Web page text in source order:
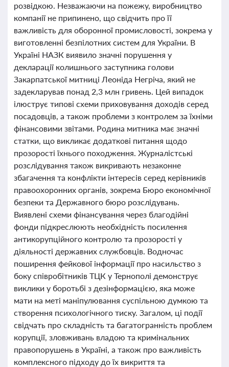
розвідкою. Незважаючи на пожежу, виробництво
компанії не припинено, що свідчить про її
важливість для оборонної промисловості, зокрема у
виготовленні безпілотних систем для України. В
Україні НАЗК виявило значні порушення у
декларації колишнього заступника голови
Закарпатської митниці Леоніда Негріча, який не
задекларував понад 2,3 млн гривень. Цей випадок
ілюструє типові схеми приховування доходів серед
посадовців, а також проблеми з контролем за їхніми
фінансовими звітами. Родина митника має значні
статки, що викликає додаткові питання щодо
прозорості їхнього походження. Журналістські
розслідування також викривають незаконне
збагачення та конфлікти інтересів серед керівників
правоохоронних органів, зокрема Бюро економічної
безпеки та Державного бюро розслідувань.
Виявлені схеми фінансування через благодійні
фонди підкреслюють необхідність посилення
антикорупційного контролю та прозорості у
діяльності державних службовців. Водночас
поширення фейкової інформації про насильство з
боку співробітників ТЦК у Тернополі демонструє
виклики у боротьбі з дезінформацією, яка може
мати на меті маніпулювання суспільною думкою та
створення психологічного тиску. Загалом, ці події
свідчать про складність та багатогранність проблем
корупції, зловживань владою та кримінальних
правопорушень в Україні, а також про важливість
комплексного підходу до їх викриття та